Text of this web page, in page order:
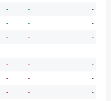
- -
-
- -
-
- -
-
- -
-
- -
-
- -
-
- -
-